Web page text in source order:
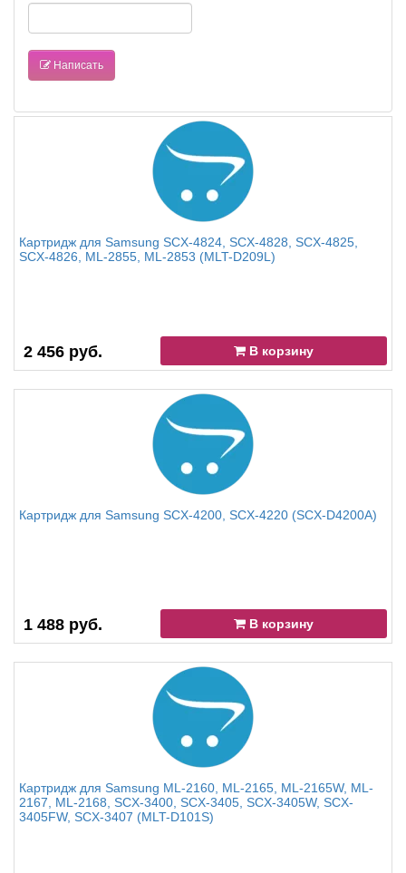
Написать
Картридж для Samsung SCX-4824, SCX-4828, SCX-4825,
SCX-4826, ML-2855, ML-2853 (MLT-D209L)
2 456 руб. В корзину
Картридж для Samsung SCX-4200, SCX-4220 (SCX-D4200A)
1 488 руб. В корзину
Картридж для Samsung ML-2160, ML-2165, ML-2165W, ML-
2167, ML-2168, SCX-3400, SCX-3405, SCX-3405W, SCX-
3405FW, SCX-3407 (MLT-D101S)